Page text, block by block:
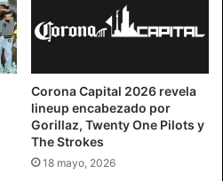
Corona Capital 2026 revela
lineup encabezado por
Gorillaz, Twenty One Pilots y
The Strokes
18 mayo, 2026